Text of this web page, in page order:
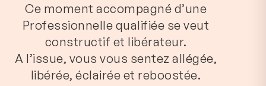
Ce moment accompagné d’une
Professionnelle qualifiée se veut
constructif et libérateur.
A l’issue, vous vous sentez allégée,
libérée, éclairée et reboostée.